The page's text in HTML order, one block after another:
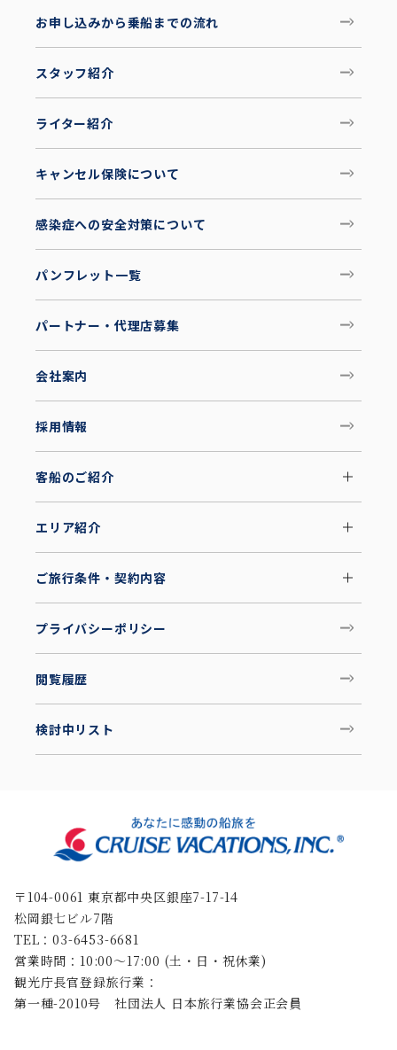
お申し込みから乗船までの流れ
スタッフ紹介
ライター紹介
キャンセル保険について
感染症への安全対策について
パンフレット一覧
パートナー・代理店募集
会社案内
採用情報
客船のご紹介
エリア紹介
ご旅行条件・契約内容
プライバシーポリシー
閲覧履歴
検討中リスト
〒104-0061 東京都中央区銀座7-17-14
松岡銀七ビル7階
TEL：03-6453-6681
営業時間：10:00〜17:00 (土・日・祝休業)
観光庁長官登録旅行業：
第一種-2010号 社団法人 日本旅行業協会正会員